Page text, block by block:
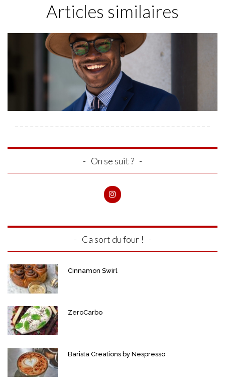
Articles similaires
On se suit ?
Ca sort du four !
Cinnamon Swirl
ZeroCarbo
Barista Creations by Nespresso